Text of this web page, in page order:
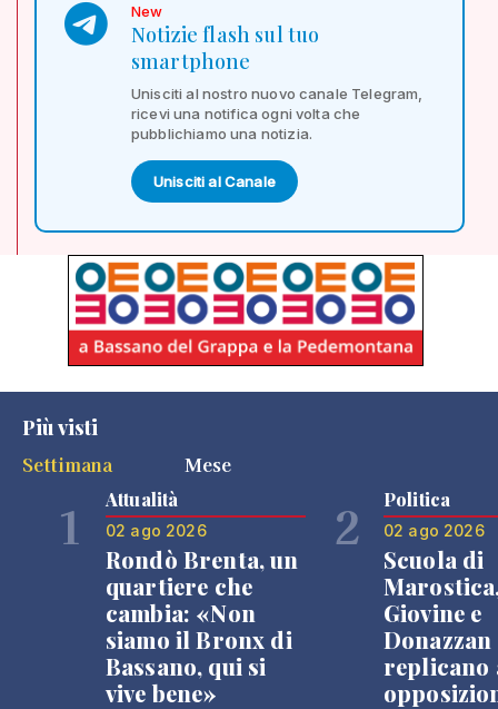
New
Notizie flash sul tuo
smartphone
Unisciti al nostro nuovo canale Telegram,
ricevi una notifica ogni volta che
pubblichiamo una notizia.
Unisciti al Canale
Più visti
Settimana
Mese
1 Attualità
02 ago 2026
Rondò Brenta, un
quartiere che
cambia: «Non
siamo il Bronx di
Bassano, qui si
vive bene»
2 Politica
02 ago 2026
Scuola di
Giovine e
Donazzan
replicano